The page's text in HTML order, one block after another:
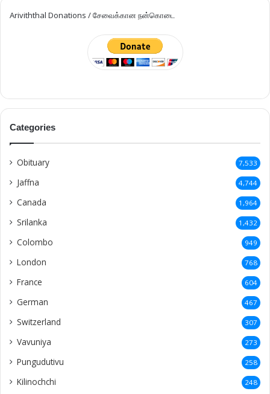
Ariviththal Donations / சேவைக்கான நன்கொடை
Categories
Obituary 7,533
Jaffna 4,744
Canada 1,964
Srilanka 1,432
Colombo 949
London 768
France 604
German 467
Switzerland 307
Vavuniya 273
Pungudutivu 258
Kilinochchi 248